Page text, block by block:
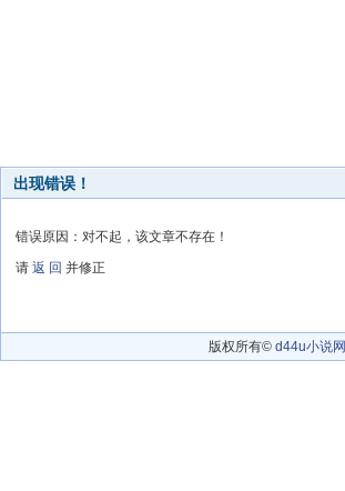
出现错误！
错误原因：对不起，该文章不存在！
请 返 回 并修正
版权所有© d44u小说网